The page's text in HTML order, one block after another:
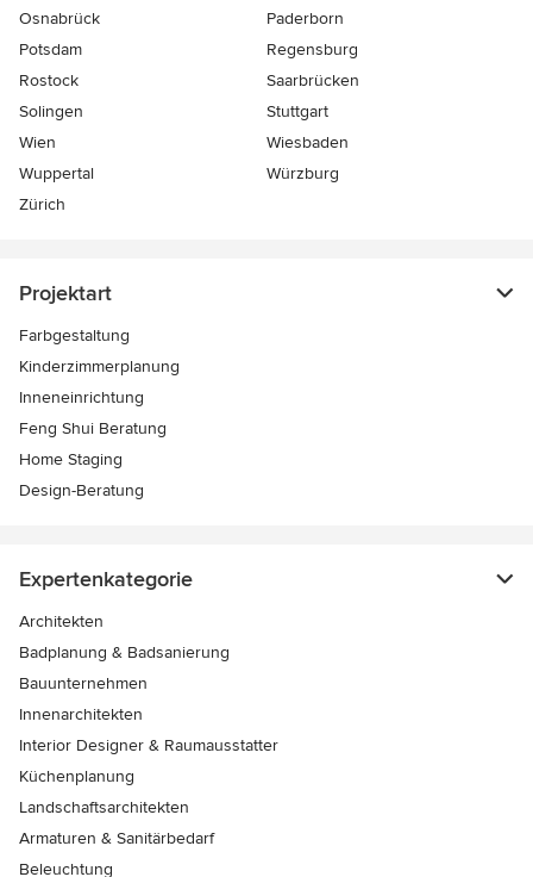
Osnabrück
Paderborn
Potsdam
Regensburg
Rostock
Saarbrücken
Solingen
Stuttgart
Wien
Wiesbaden
Wuppertal
Würzburg
Zürich
Projektart
Farbgestaltung
Kinderzimmerplanung
Inneneinrichtung
Feng Shui Beratung
Home Staging
Design-Beratung
Expertenkategorie
Architekten
Badplanung & Badsanierung
Bauunternehmen
Innenarchitekten
Interior Designer & Raumausstatter
Küchenplanung
Landschaftsarchitekten
Armaturen & Sanitärbedarf
Beleuchtung